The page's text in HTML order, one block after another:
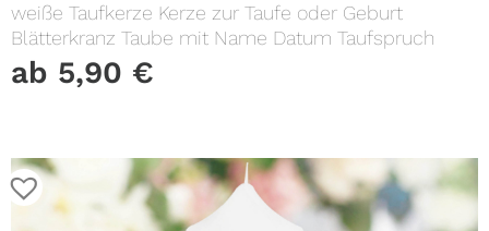
weiße Taufkerze Kerze zur Taufe oder Geburt
Blätterkranz Taube mit Name Datum Taufspruch
ab 5,90 €